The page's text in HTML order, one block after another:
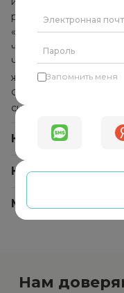
решить конкретную
«правильное»
человеку найти
Человек начинает
желаниям и находит
Формируется
ситуациями
Как часто нужно
Как оплатить
Меня не устроил
Нам
Запомнить меня